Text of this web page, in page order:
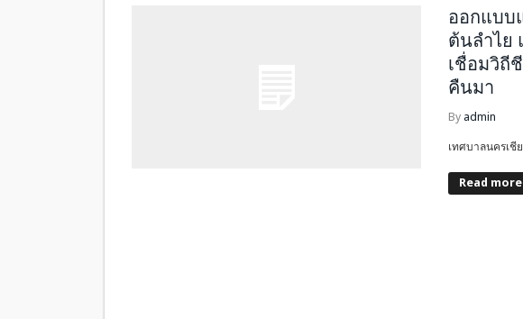
ออกแบบ
ต้นลำไย
เชื่อมวิถี
คืนมา
By admin
เทศบาลนครเชี
Read more